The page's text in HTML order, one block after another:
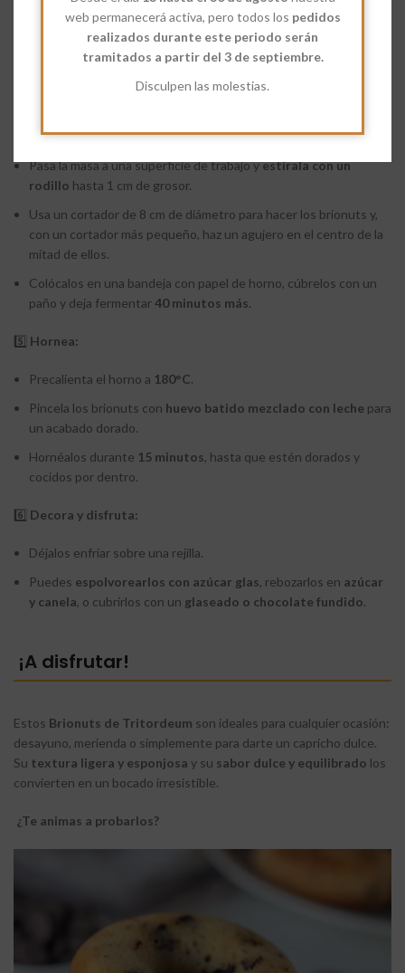
web permanecerá activa, pero todos los pedidos
realizados durante este periodo serán
tramitados a partir del 3 de septiembre.
Disculpen las molestias.
esté bien distribuido.
Forma una bola y colócala en un bol engrasado.
(aproximadamente4 horas).
Pasa la masa a una superficie de trabajo yestírala con un
rodillo hasta 1 cm de grosor.
Usa un cortador de 8 cm de diámetro para hacer los brionuts y,
con un cortador más pequeño, haz un agujero en el centro de la
mitad de ellos.
Colócalos en una bandeja con papel de horno, cúbrelos con un
paño y deja fermentar40 minutos más.
5️⃣ Hornea:
Precalienta el horno a 180°C.
Pincela los brionuts con huevo batido mezclado con leche para
un acabado dorado.
Hornéalos durante 15 minutos, hasta que estén dorados y
cocidos por dentro.
6️⃣ Decora y disfruta:
Déjalos enfriar sobre una rejilla.
Puedes espolvorearlos con azúcar glas, rebozarlos en azúcar
y canela, o cubrirlos con un glaseado o chocolate fundido.
¡A disfrutar!
Estos Brionuts de Tritordeum son ideales para cualquier ocasión:
desayuno, merienda o simplemente para darte un capricho dulce.
Su textura ligera y esponjosa y su sabor dulce y equilibrado los
convierten en un bocado irresistible.
¿Te animas a probarlos?